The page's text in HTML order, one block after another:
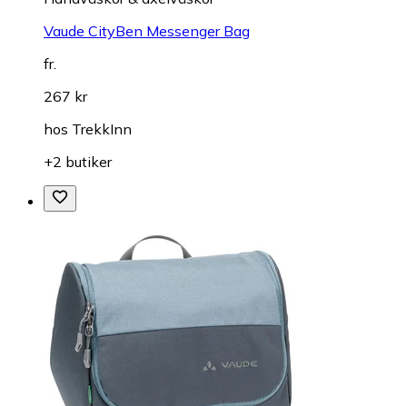
Vaude CityBen Messenger Bag
fr.
267 kr
hos TrekkInn
+2 butiker